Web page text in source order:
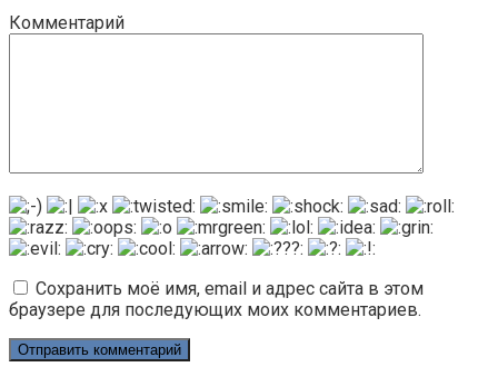
Комментарий
Сохранить моё имя, email и адрес сайта в этом
браузере для последующих моих комментариев.